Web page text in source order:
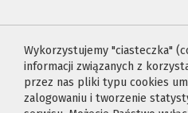
Wykorzystujemy "ciasteczka"
informacji związanych z
przez nas pliki typu cookies
zalogowaniu i tworzenie